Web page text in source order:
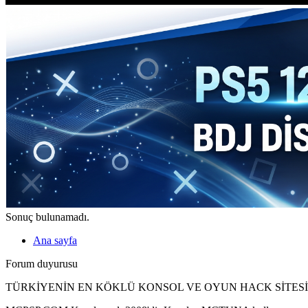
Sonuç bulunamadı.
Ana sayfa
Forum duyurusu
TÜRKİYENİN EN KÖKLÜ KONSOL VE OYUN HACK